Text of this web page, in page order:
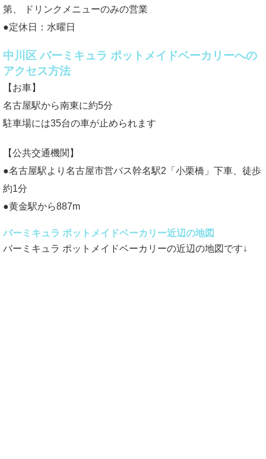
第、 ドリンクメニューのみの営業
●定休日：水曜日
中川区 バーミキュラ ポットメイドベーカリーへの
アクセス方法
【お車】
名古屋駅から南東に約5分
駐車場には35台の車が止められます
【公共交通機関】
●名古屋駅より名古屋市営バス幹名駅2「小栗橋」下車、徒歩
約1分
●黄金駅から887m
バーミキュラ ポットメイドベーカリー近辺の地図
バーミキュラ ポットメイドベーカリーの近辺の地図です↓